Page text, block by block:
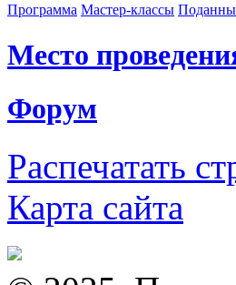
Программа Мастер-классы
Место
Форум
Распечатать
Карта сайта